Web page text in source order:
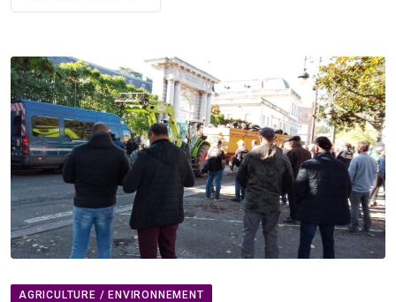
AGRICULTURE / ENVIRONNEMENT